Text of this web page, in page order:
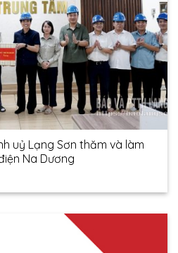
uỷ Lạng Sơn thăm và làm
Na Dương